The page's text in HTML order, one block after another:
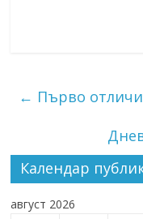
← Първо
Календар
август 2026